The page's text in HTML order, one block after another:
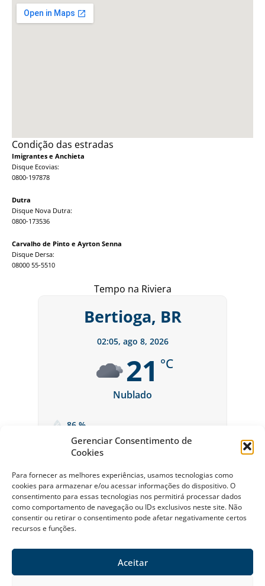
Gerenciar Consentimento de
Cookies
Para fornecer as melhores experiências, usamos tecnologias como
cookies para armazenar e/ou acessar informações do dispositivo. O
consentimento para essas tecnologias nos permitirá processar dados
como comportamento de navegação ou IDs exclusivos neste site. Não
consentir ou retirar o consentimento pode afetar negativamente certos
recursos e funções.
Aceitar
Condição das estradas
Imigrantes e Anchieta
Disque Ecovias:
0800-197878
Dutra
Disque Nova Dutra:
0800-173536
Carvalho de Pinto e Ayrton Senna
Disque Dersa:
08000 55-5510
Tempo na Riviera
Bertioga, BR
02:05, ago 8, 2026
21 °C
Nublado
86 %